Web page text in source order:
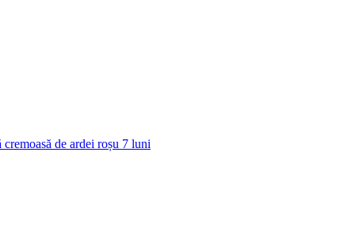
cremoasă de ardei roșu 7 luni